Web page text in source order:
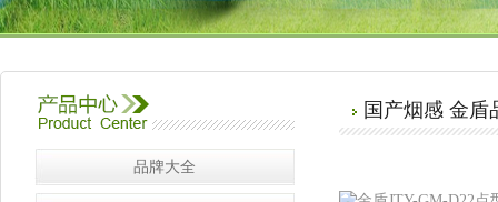
品牌大全
国产烟感 金盾